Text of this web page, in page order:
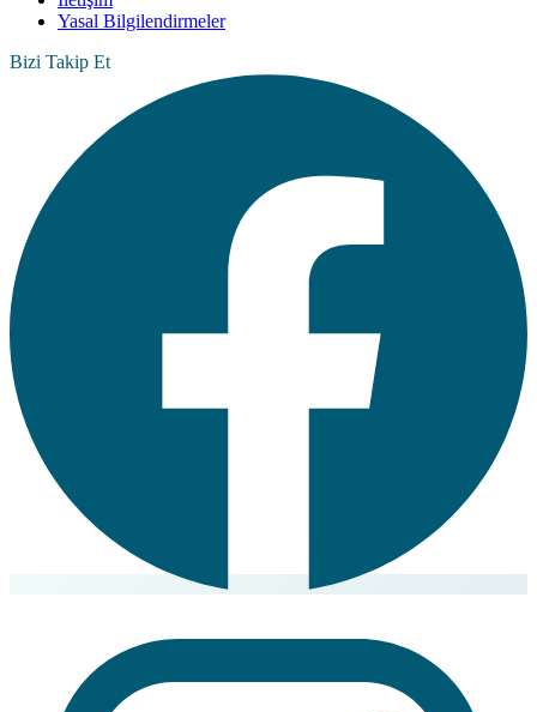
Yasal Bilgilendirmeler
Bizi Takip Et